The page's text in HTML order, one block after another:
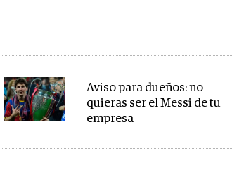
Aviso para dueños: no
quieras ser el Messi de tu
empresa